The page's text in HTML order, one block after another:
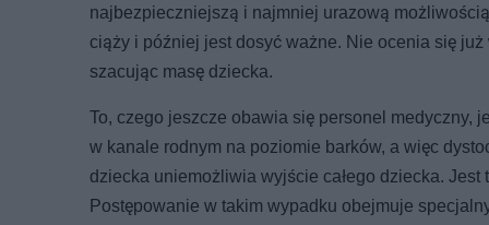
najbezpieczniejszą i najmniej urazową
ciąży i później jest dosyć ważne. Nie ocenia się
szacując masę dziecka.
To, czego jeszcze obawia się personel medyczny,
w kanale rodnym na poziomie barków, a więc
dziecka uniemożliwia wyjście całego dziecka. Jest
Postępowanie w takim wypadku obejmuje